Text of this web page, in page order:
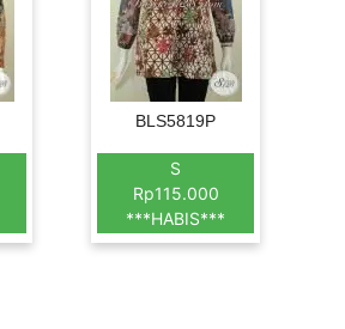
BLS5819P
S
Rp115.000
***HABIS***